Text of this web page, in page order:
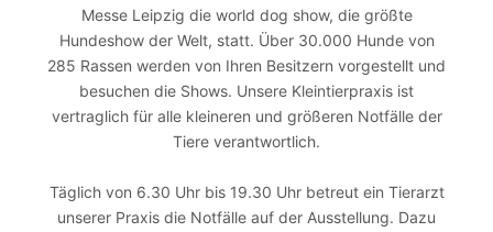
Messe Leipzig die world dog show, die größte
Hundeshow der Welt, statt. Über 30.000 Hunde von
285 Rassen werden von Ihren Besitzern vorgestellt und
besuchen die Shows. Unsere Kleintierpraxis ist
vertraglich für alle kleineren und größeren Notfälle der
Tiere verantwortlich.
Täglich von 6.30 Uhr bis 19.30 Uhr betreut ein Tierarzt
unserer Praxis die Notfälle auf der Ausstellung. Dazu